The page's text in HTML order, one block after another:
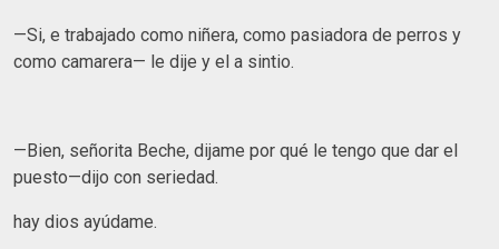
—Si, e trabajado como niñera, como pasiadora de perros y
como camarera— le dije y el a sintio.
—Bien, señorita Beche, dijame por qué le tengo que dar el
puesto—dijo con seriedad.
hay dios ayúdame.